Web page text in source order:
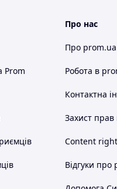
Prom
Про нас
Про prom.ua
Робота в
Контактна
Захист прав
Content
Відгуки про